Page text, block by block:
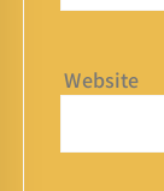
Website